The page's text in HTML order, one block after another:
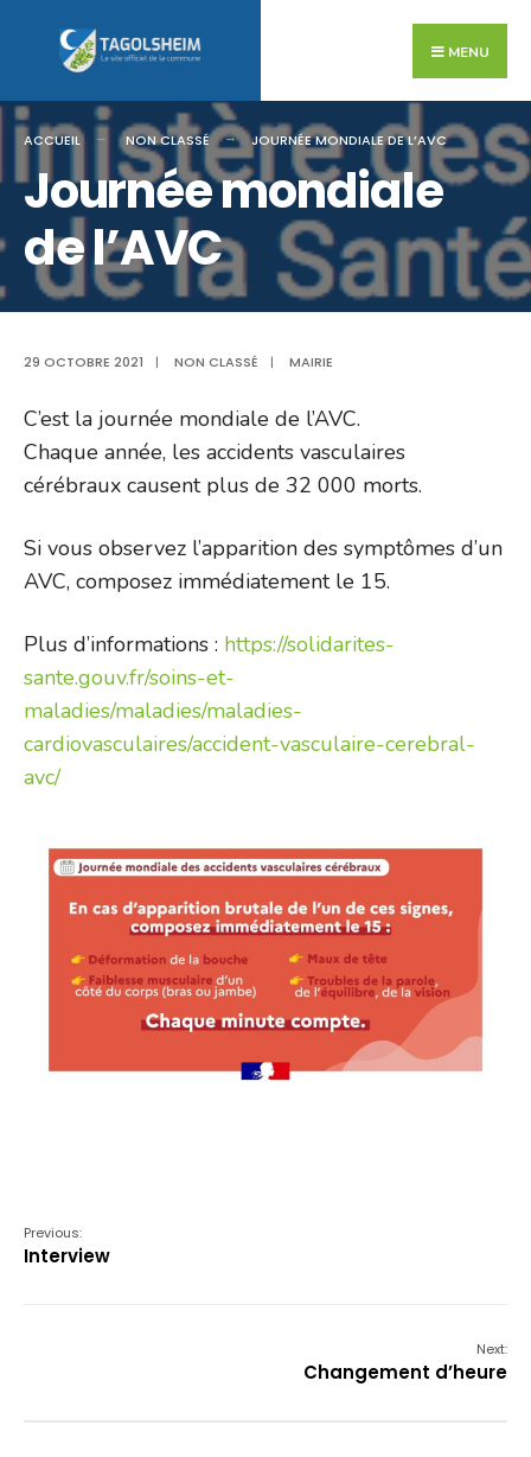
MENU
ACCUEIL NON CLASSÉ JOURNÉE MONDIALE DE L’AVC
Journée mondiale
de l’AVC
29 OCTOBRE 2021 | NON CLASSÉ | MAIRIE
C’est la journée mondiale de l’AVC.
Chaque année, les accidents vasculaires
cérébraux causent plus de 32 000 morts.
Si vous observez l’apparition des symptômes d’un
AVC, composez immédiatement le 15.
Plus d’informations : https://solidarites-
sante.gouv.fr/soins-et-
maladies/maladies/maladies-
cardiovasculaires/accident-vasculaire-cerebral-
avc/
Previous:
Interview
Next:
Changement d’heure
for: